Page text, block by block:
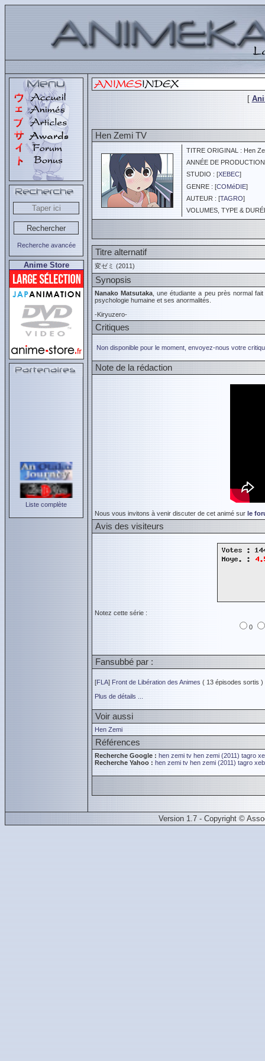
Recherche avancée
Anime Store
Liste complète
[
Hen Zemi TV
TITRE ORIGINAL : Hen
ANNÉE DE
STUDIO : [XEBEC]
GENRE : [COMéDIE]
AUTEUR : [TAGRO]
VOLUMES, TYPE &
Titre alternatif
変ゼミ (2011)
Synopsis
Nanako Matsutaka , une étudiante a peu près normal
psychologie humaine et ses anormalités.
-Kiryuzero-
Critiques
Non disponible pour le moment, envoyez-nous votre
Note de la rédaction
Nous vous invitons à venir discuter de cet animé sur le
Avis des visiteurs
Notez cette série :
0
Fansubbé par :
[FLA] Front de Libération des Animes ( 13 épisodes sortis )
Plus de détails ...
Voir aussi
Hen Zemi
Références
Recherche Google : hen zemi tv hen zemi (2011) tagro
Recherche Yahoo : hen zemi tv hen zemi (2011) tagro
Version 1.7 - Copyright ©